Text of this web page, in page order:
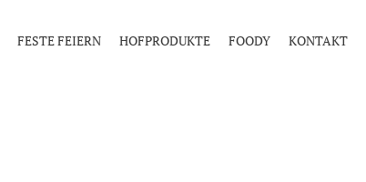
FESTE FEIERN HOFPRODUKTE FOODY KONTAKT